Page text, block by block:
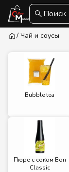
Поиск
/ Чай и соусы
Bubble tea
Пюре с соком Bon
Classic